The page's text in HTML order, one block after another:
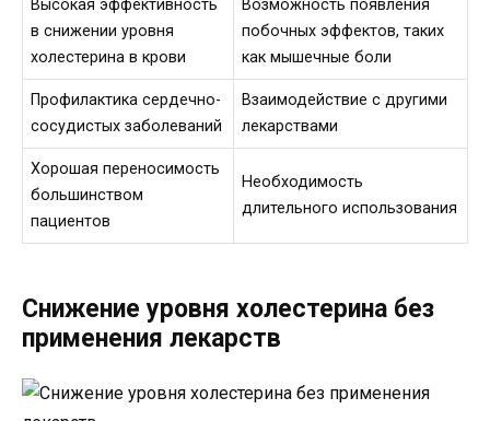
Высокая эффективность
в снижении уровня
холестерина в крови
Возможность появления
побочных эффектов, таких
как мышечные боли
Профилактика сердечно-
сосудистых заболеваний
Взаимодействие с другими
лекарствами
Хорошая переносимость
большинством
пациентов
Необходимость
длительного использования
Снижение уровня холестерина без
применения лекарств